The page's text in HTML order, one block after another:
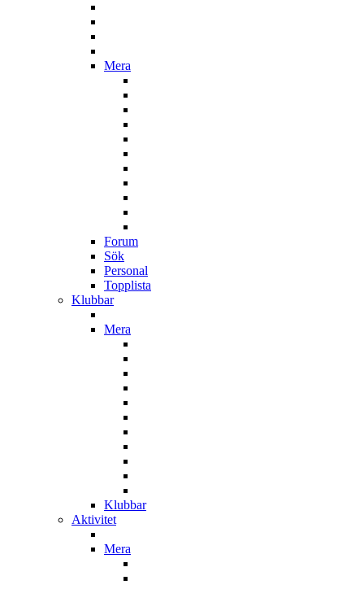
Mera
Forum
Sök
Personal
Topplista
Klubbar
Mera
Klubbar
Aktivitet
Mera